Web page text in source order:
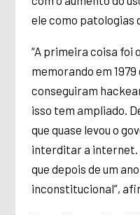
ele como patologias
“A primeira coisa foi
memorando em
conseguiram
isso tem ampliado.
que quase levou o
interditar a internet.
que depois de um
inconstitucional”,